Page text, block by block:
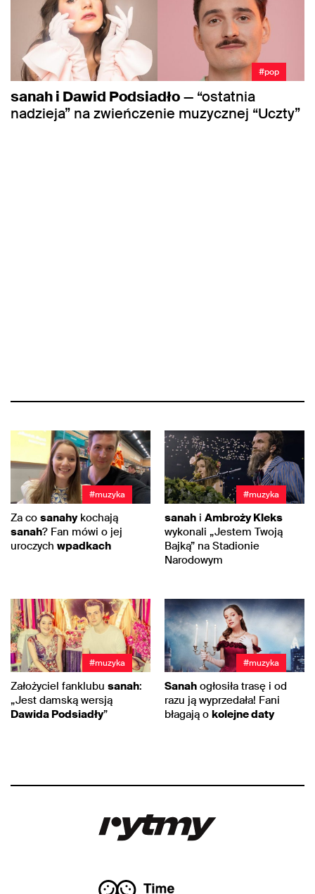
#pop
sanah i Dawid Podsiadło— “ostatnia
nadzieja” na zwieńczenie muzycznej “Uczty”
#muzyka
Za co sanahykochają
sanah? Fan mówi o jej
uroczych wpadkach
#muzyka
sanah i Ambroży Kleks
wykonali „Jestem Twoją
Bajką” na Stadionie
Narodowym
#muzyka
Założyciel fanklubu sanah:
„Jest damską wersją
Dawida Podsiadły”
#muzyka
Sanah ogłosiła trasę i od
razu ją wyprzedała! Fani
błagają o kolejne daty